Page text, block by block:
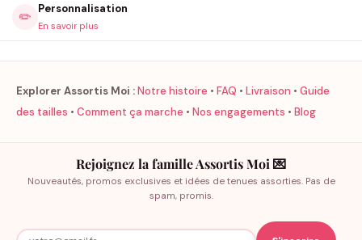
✏️
Personnalisation
En savoir plus
Explorer Assortis Moi :Notre histoire • FAQ • Livraison • Guide
des tailles • Comment ça marche • Nos engagements • Blog
Rejoignez la famille Assortis Moi 💌
Nouveautés, promos exclusives et idées de tenues assorties. Pas de
spam, promis.